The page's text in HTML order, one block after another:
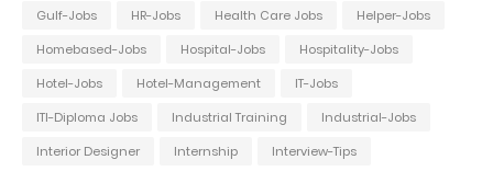
Gulf-Jobs
HR-Jobs Health Care Jobs
Helper-Jobs
Homebased-Jobs
Hospital-Jobs
Hospitality-Jobs
Hotel-Jobs
Hotel-Management
IT-Jobs
ITI-Diploma Jobs
Industrial Training
Industrial-Jobs
Interior Designer
Internship
Interview-Tips